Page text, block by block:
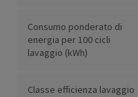
Consumo ponderato di
energia per 100 cicli
lavaggio (kWh)
Classe efficienza lavaggio